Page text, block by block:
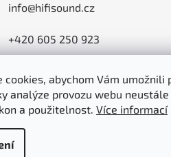
cookies, abychom Vám
analýze provozu webu
a použitelnost. Více informací
info@hifisound.cz
+420 605 250 923